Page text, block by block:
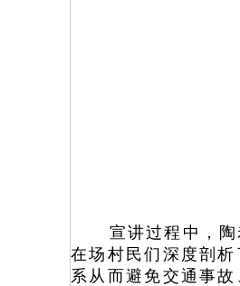
宣讲过程中，
在场村民们深度剖
系从而避免交通事